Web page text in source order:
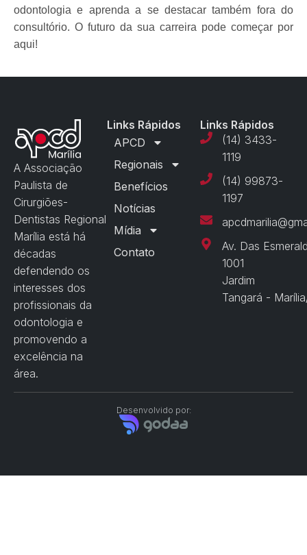
odontologia e aprenda a se destacar também fora do
consultório. O futuro da sua carreira pode começar por
aqui!
A Associação
Paulista de
Cirurgiões-
Dentistas Regional
Marília está há
décadas
defendendo os
interesses dos
profissionais da
odontologia e
promovendo a
excelência na
área.
Links Rápidos
APCD
Regionais
Benefícios
Notícias
Mídia
Contato
Links Rápidos
(14) 3433-
1119
(14) 99873-
1197
Av. Das
1001
Jardim
Tangará -
Desenvolvido por: